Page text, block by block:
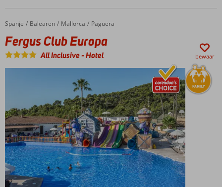
voor het hele
Dagje
strand?
Home
Spanje Balearen Mallorca Paguera
Fergus Club Europa
Fergus Club Europa
All Inclusive-Hotel bewaar